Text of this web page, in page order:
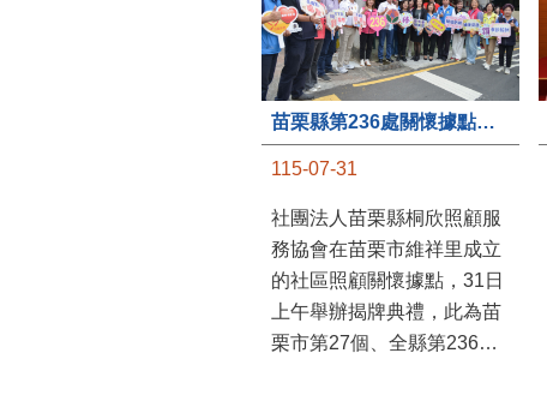
苗栗縣第236處關懷據點在苗栗市維祥里揭牌
115-07-31
社團法人苗栗縣桐欣照顧服
務協會在苗栗市維祥里成立
的社區照顧關懷據點，31日
上午舉辦揭牌典禮，此為苗
栗市第27個、全縣第236處